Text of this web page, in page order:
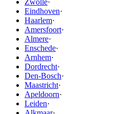
Zwolle·
Eindhoven·
Haarlem·
Amersfoort·
Almere·
Enschede·
Arnhem·
Dordrecht·
Den-Bosch·
Maastricht·
Apeldoorn·
Leiden·